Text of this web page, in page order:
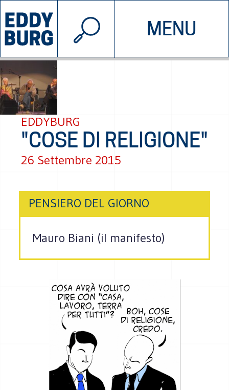
MENU
INIZIATIVE CHI SIAMO
SOSTIENICI
© 2026 EDDYBURG
EDDYBURG
"COSE DI RELIGIONE"
26 Settembre 2015
PENSIERO DEL GIORNO
Mauro Biani (il manifesto)